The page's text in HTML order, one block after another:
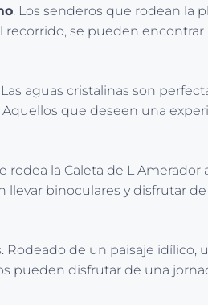
. Los senderos que rodean la
se pueden
Las aguas cristalinas son
que deseen una
rodea la Caleta de L
binoculares y disfrutar
Rodeado de un paisaje idílico,
pueden disfrutar de una